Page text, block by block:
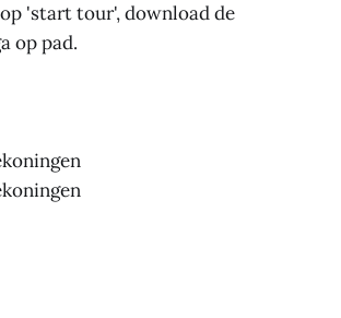
'start tour', download de
op pad.